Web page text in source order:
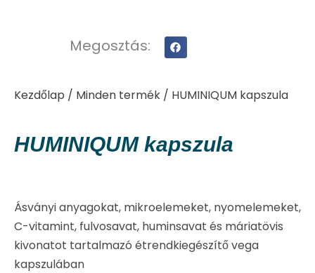
Megosztás:
Kezdőlap / Minden termék / HUMINIQUM kapszula
HUMINIQUM kapszula
Ásványi anyagokat, mikroelemeket, nyomelemeket,
C-vitamint, fulvosavat, huminsavat és máriatövis
kivonatot tartalmazó étrendkiegészítő vega
kapszulában